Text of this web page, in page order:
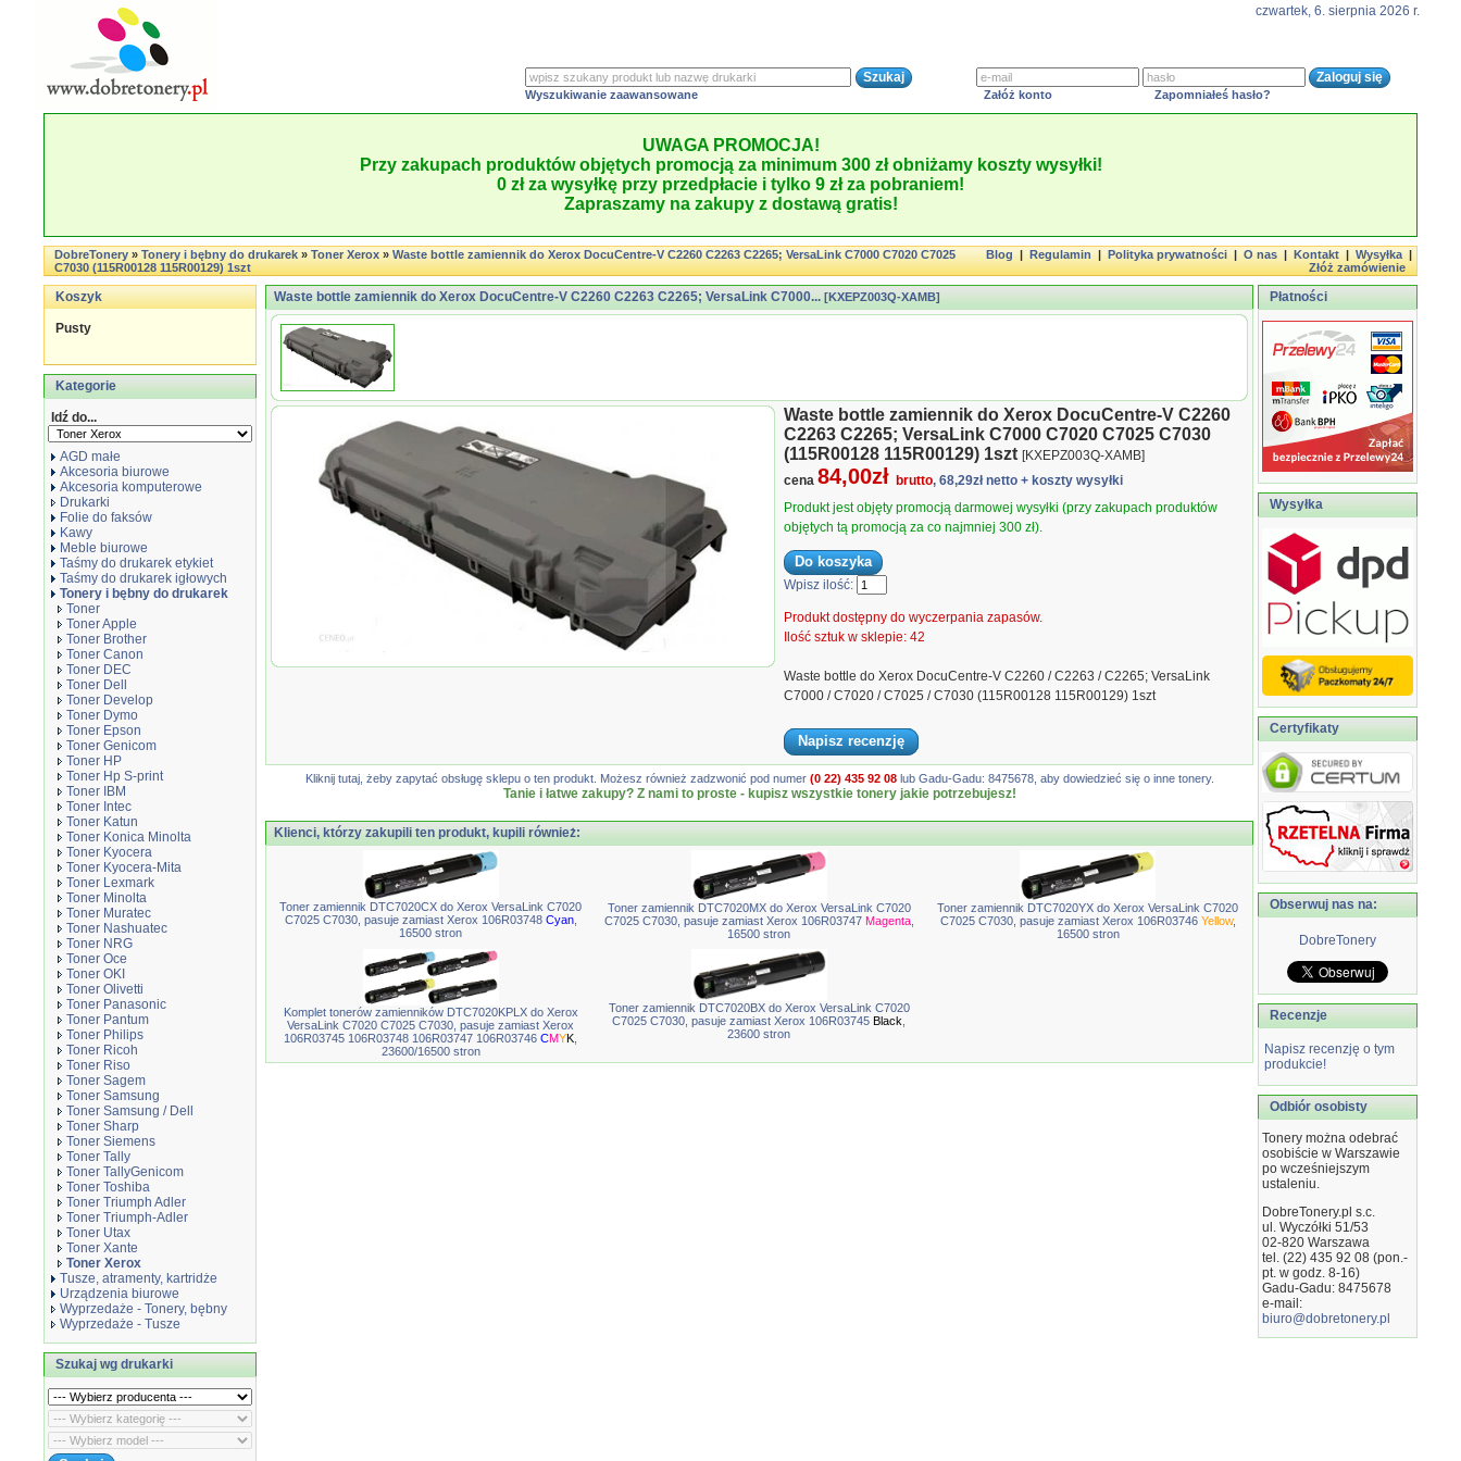
czwartek, 6. sierpnia 2026 r.
Wyszukiwanie zaawansowane Załóż konto Zapomniałeś hasło?
UWAGA PROMOCJA!
Przy zakupach produktów objętych promocją za minimum 300 zł obniżamy koszty wysyłki!
0 zł za wysyłkę przy przedpłacie i tylko 9 zł za pobraniem!
Zapraszamy na zakupy z dostawą gratis!
DobreTonery»Tonery i bębny do drukarek»Toner Xerox»Waste bottle zamiennik do Xerox DocuCentre-V C2260 C2263 C2265; VersaLink C7000 C7020 C7025
C7030 (115R00128 115R00129) 1szt
Blog|Regulamin|Polityka prywatności|O nas|Kontakt|Wysyłka|
Złóż zamówienie
Koszyk
Pusty
Kategorie
Idź do...
AGD małe
Akcesoria biurowe
Akcesoria komputerowe
Drukarki
Folie do faksów
Kawy
Meble biurowe
Taśmy do drukarek etykiet
Taśmy do drukarek igłowych
Tonery i bębny do drukarek
Toner
Toner Apple
Toner Brother
Toner Canon
Toner DEC
Toner Dell
Toner Develop
Toner Dymo
Toner Epson
Toner Genicom
Toner HP
Toner Hp S-print
Toner IBM
Toner Intec
Toner Katun
Toner Konica Minolta
Toner Kyocera
Toner Kyocera-Mita
Toner Lexmark
Toner Minolta
Toner Muratec
Toner Nashuatec
Toner NRG
Toner Oce
Toner OKI
Toner Olivetti
Toner Panasonic
Toner Pantum
Toner Philips
Toner Ricoh
Toner Riso
Toner Sagem
Toner Samsung
Toner Samsung / Dell
Toner Sharp
Toner Siemens
Toner Tally
Toner TallyGenicom
Toner Toshiba
Toner Triumph Adler
Toner Triumph-Adler
Toner Utax
Toner Xante
Toner Xerox
Tusze, atramenty, kartridże
Urządzenia biurowe
Wyprzedaże - Tonery, bębny
Wyprzedaże - Tusze
Szukaj wg drukarki
Waste bottle zamiennik do Xerox DocuCentre-V C2260 C2263 C2265; VersaLink C7000... [KXEPZ003Q-XAMB]
Waste bottle zamiennik do Xerox DocuCentre-V C2260 C2263
Waste bottle zamiennik do Xerox DocuCentre-V C2260
C2263 C2265; VersaLink C7000 C7020 C7025 C7030
(115R00128 115R00129) 1szt [KXEPZ003Q-XAMB]
cena 84,00zł brutto, 68,29zł netto + koszty wysyłki
Produkt jest objęty promocją darmowej wysyłki (przy zakupach produktów
objętych tą promocją za co najmniej 300 zł).
Wpisz ilość:
Produkt dostępny do wyczerpania zapasów.
Ilość sztuk w sklepie: 42
Waste bottle do Xerox DocuCentre-V C2260 / C2263 / C2265; VersaLink
C7000 / C7020 / C7025 / C7030 (115R00128 115R00129) 1szt
Napisz recenzję
Kliknij tutaj, żeby zapytać obsługę sklepu o ten produkt. Możesz również zadzwonić pod numer (0 22) 435 92 08lub Gadu-Gadu: 8475678, aby dowiedzieć się o inne tonery.
Tanie i łatwe zakupy? Z nami to proste - kupisz wszystkie tonery jakie potrzebujesz!
Klienci, którzy zakupili ten produkt, kupili również:
Toner zamiennik DTC7020CX do Xerox VersaLink C7020
C7025 C7030, pasuje zamiast Xerox 106R03748 Cyan,
16500 stron
Toner zamiennik DTC7020MX do Xerox VersaLink C7020
C7025 C7030, pasuje zamiast Xerox 106R03747 Magenta,
16500 stron
Toner zamiennik DTC7020YX do Xerox VersaLink C7020
C7025 C7030, pasuje zamiast Xerox 106R03746 Yellow,
16500 stron
Komplet tonerów zamienników DTC7020KPLX do Xerox
VersaLink C7020 C7025 C7030, pasuje zamiast Xerox
106R03745 106R03748 106R03747 106R03746 CMYK
23600/16500 stron
Toner zamiennik DTC7020BX do Xerox VersaLink C7020
C7025 C7030, pasuje zamiast Xerox 106R03745 Black
23600 stron
Płatności
Wysyłka
Certyfikaty
Obserwuj nas na:
DobreTonery
Recenzje
Napisz recenzję o tym
produkcie!
Odbiór osobisty
Tonery można odebrać
osobiście w Warszawie
po wcześniejszym
ustaleniu.
DobreTonery.pl s.c.
ul. Wyczółki 51/53
02-820 Warszawa
tel. (22) 435 92 08 (pon.-
pt. w godz. 8-16)
Gadu-Gadu: 8475678
e-mail:
biuro@dobretonery.pl